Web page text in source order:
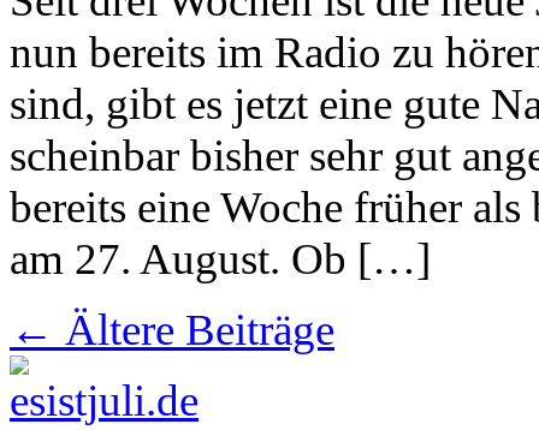
nun bereits im Radio zu
sind, gibt es jetzt eine gute
scheinbar bisher sehr gut
bereits eine Woche früher
am 27. August. Ob […]
← Ältere Beiträge